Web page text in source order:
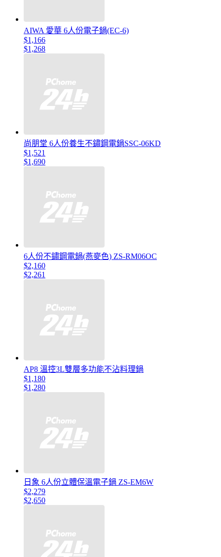
AIWA 愛華 6人份電子鍋(EC-6)
$1,166
$1,268
尚朋堂 6人份養生不鏽鋼電鍋SSC-06KD
$1,521
$1,690
6人份不鏽鋼電鍋(燕麥色) ZS-RM06OC
$2,160
$2,261
AP8 溫控3L雙層多功能不沾料理鍋
$1,180
$1,280
日象 6人份立體保溫電子鍋 ZS-EM6W
$2,279
$2,650